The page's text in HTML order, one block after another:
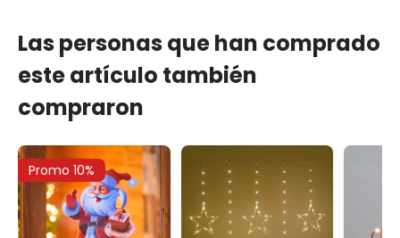
Las personas que han comprado
este artículo también
compraron
Promo 10%